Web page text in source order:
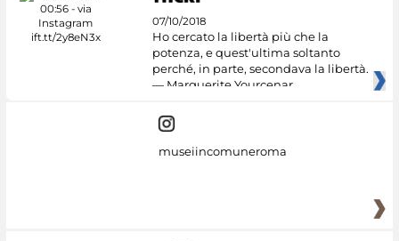
07/10/2018
Ho cercato la libertà più che la
potenza, e quest'ultima soltanto
perché, in parte, secondava la libertà.
— Marguerite Yourcenar
museiincomuneroma